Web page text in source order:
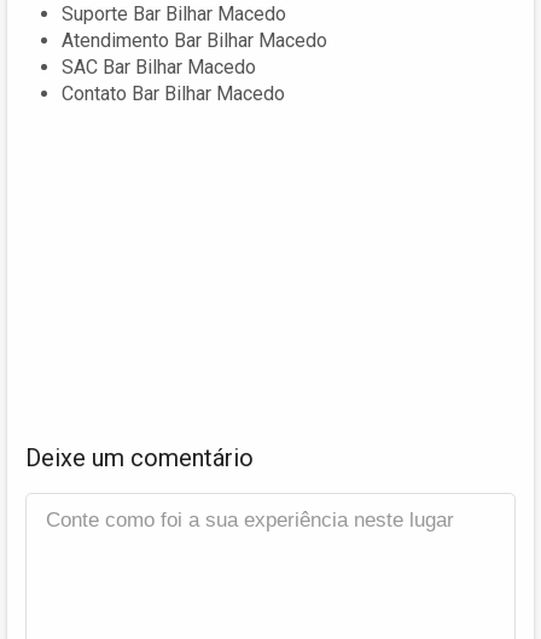
Suporte Bar Bilhar Macedo
Atendimento Bar Bilhar Macedo
SAC Bar Bilhar Macedo
Contato Bar Bilhar Macedo
Deixe um comentário